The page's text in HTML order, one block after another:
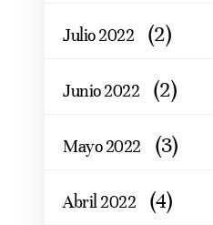
Julio 2022 (2)
Junio 2022 (2)
Mayo 2022 (3)
Abril 2022 (4)